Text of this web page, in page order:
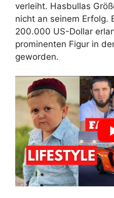
verleiht. Hasbullas
nicht an seinem Erfolg.
200.000 US-Dollar
prominenten Figur in
geworden.